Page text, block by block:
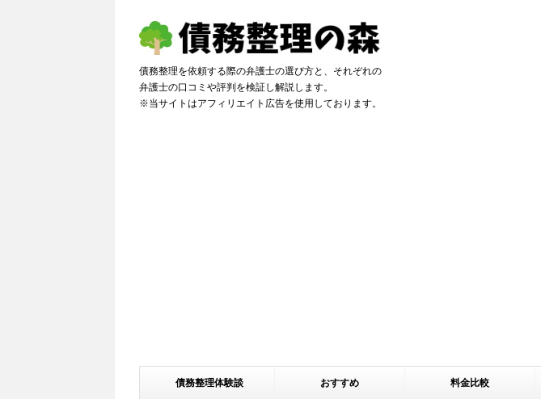
債務整理を依頼する際の弁護士の選び方と、それぞれの
弁護士の口コミや評判を検証し解説します。
※当サイトはアフィリエイト広告を使用しております。
債務整理体験談 おすすめ 料金比較